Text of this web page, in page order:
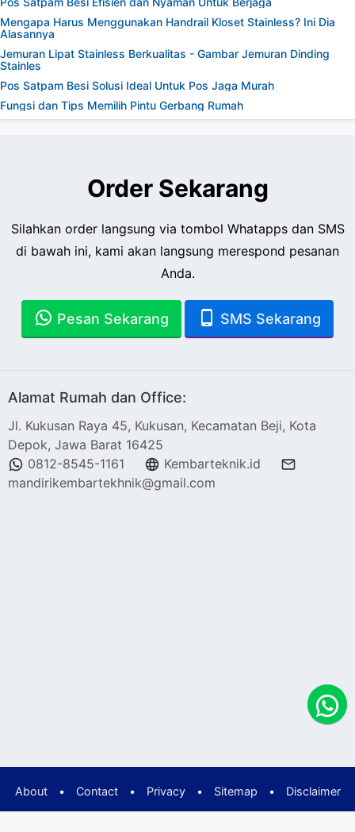
Mengapa Harus Menggunakan Handrail Kloset Stainless? Ini Dia
Alasannya
Jemuran Lipat Stainless Berkualitas - Gambar Jemuran Dinding
Stainles
Pos Satpam Besi Solusi Ideal Untuk Pos Jaga Murah
Fungsi dan Tips Memilih Pintu Gerbang Rumah
Order Sekarang
Silahkan order langsung via tombol Whatapps dan SMS
di bawah ini, kami akan langsung merespond pesanan
Anda.
Pesan Sekarang SMS Sekarang
Alamat Rumah dan Office:
Jl. Kukusan Raya 45, Kukusan, Kecamatan Beji, Kota
Depok, Jawa Barat 16425
0812-8545-1161
Kembarteknik.id
mandirikembartekhnik@gmail.com
About • Contact • Privacy • Sitemap • Disclaimer